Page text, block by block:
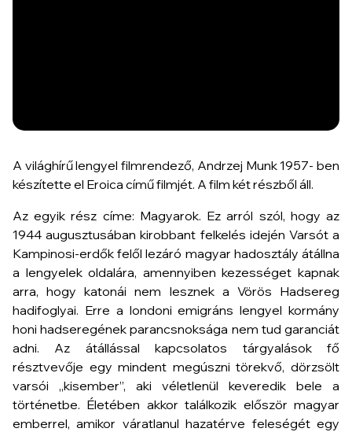
A világhírű lengyel filmrendező, Andrzej Munk 1957- ben
készítette el Eroica című filmjét. A film két részből áll.
Az egyik rész címe: Magyarok. Ez arról szól, hogy az
1944 augusztusában kirobbant felkelés idején Varsót a
Kampinosi-erdők felől lezáró magyar hadosztály átállna
a lengyelek oldalára, amennyiben kezességet kapnak
arra, hogy katonái nem lesznek a Vörös Hadsereg
hadifoglyai. Erre a londoni emigráns lengyel kormány
honi hadseregének parancsnoksága nem tud garanciát
adni. Az átállással kapcsolatos tárgyalások fő
résztvevője egy mindent megúszni törekvő, dörzsölt
varsói „kisember”, aki véletlenül keveredik bele a
történetbe. Életében akkor találkozik először magyar
emberrel, amikor váratlanul hazatérve feleségét egy